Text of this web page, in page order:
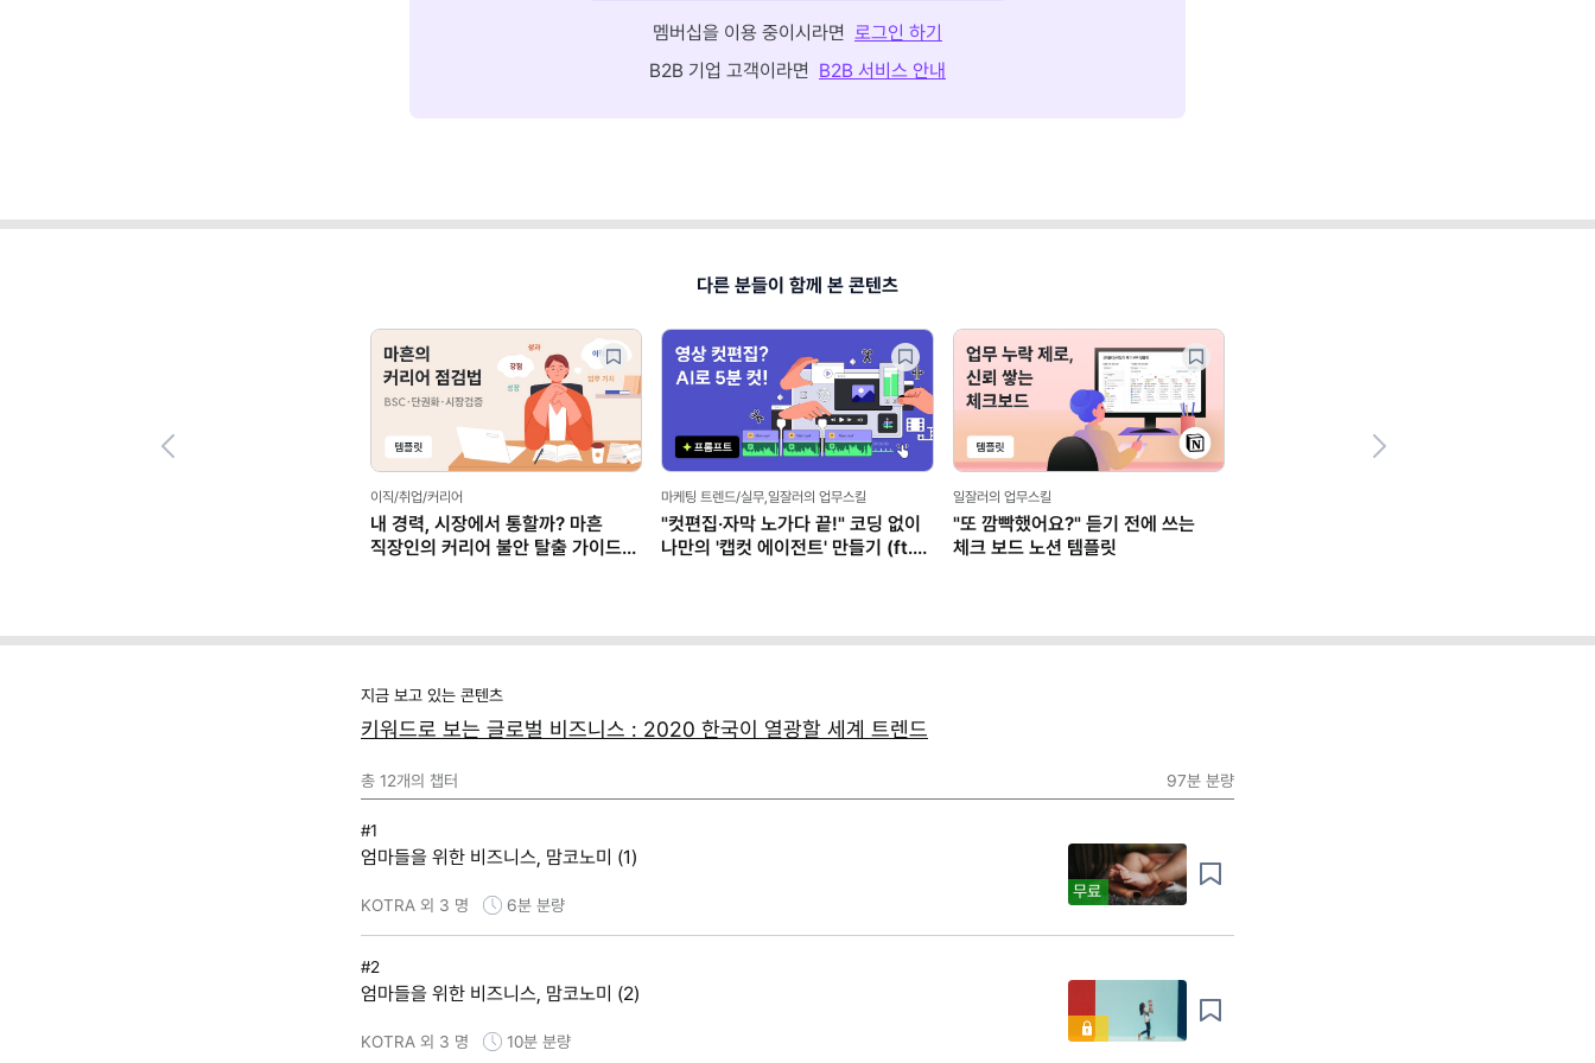
멤버십을 이용 중이시라면 로그인 하기
B2B 기업 고객이라면 B2B 서비스 안내
다른 분들이 함께 본 콘텐츠
이직/취업/커리어
내 경력, 시장에서 통할까? 마흔
직장인의 커리어 불안 탈출 가이드
마케팅 트렌드/실무,일잘러의 업무스킬
"컷편집·자막 노가다 끝!" 코딩 없이
나만의 '캡컷 에이전트' 만들기 (ft.
일잘러의 업무스킬
"또 깜빡했어요?" 듣기 전에 쓰는
체크 보드 노션 템플릿
지금 보고 있는 콘텐츠
키워드로 보는 글로벌 비즈니스 : 2020 한국이 열광할 세계 트렌드
총 12개의 챕터 97분 분량
#1
엄마들을 위한 비즈니스, 맘코노미 (1)
무료
KOTRA 외 3 명 6분 분량
#2
엄마들을 위한 비즈니스, 맘코노미 (2)
KOTRA 외 3 명 10분 분량